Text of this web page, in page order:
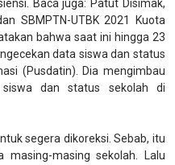
Baca juga: Patut Disimak,
SBMPTN-UTBK 2021 Kuota
bahwa saat ini hingga 23
data siswa dan status
(Pusdatin). Dia mengimbau
dan status sekolah di
segera dikoreksi. Sebab, itu
masing sekolah. Lalu